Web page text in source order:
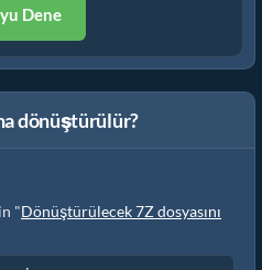
Dene
dönüştürülür?
"Dönüştürülecek 7Z dosyasını